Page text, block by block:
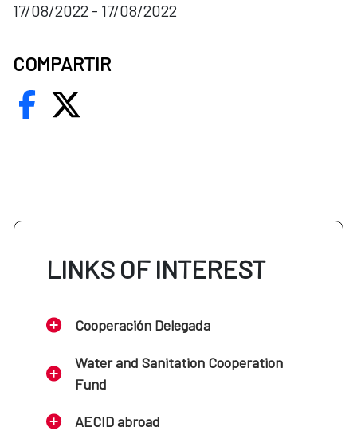
17/08/2022 - 17/08/2022
COMPARTIR
LINKS OF INTEREST
Cooperación Delegada
Water and Sanitation Cooperation
Fund
AECID abroad